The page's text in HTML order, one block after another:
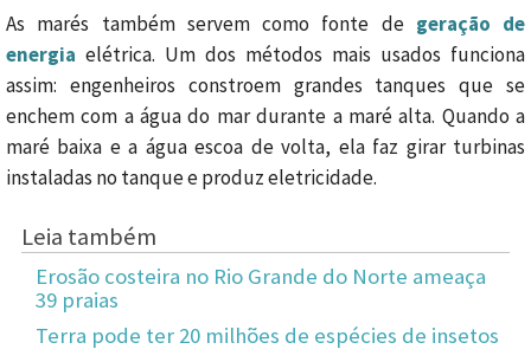
As marés também servem como fonte de geração de
energia elétrica. Um dos métodos mais usados funciona
assim: engenheiros constroem grandes tanques que se
enchem com a água do mar durante a maré alta. Quando a
maré baixa e a água escoa de volta, ela faz girar turbinas
instaladas no tanque e produz eletricidade.
Leia também
Erosão costeira no Rio Grande do Norte ameaça
39 praias
Terra pode ter 20 milhões de espécies de insetos